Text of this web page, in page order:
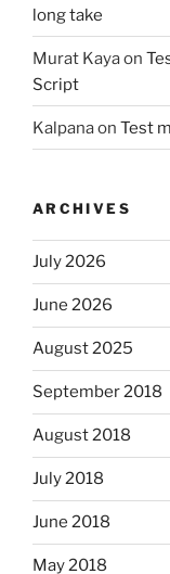
long take
Murat Kayaon
Script
Kalpanaon Test
ARCHIVES
July 2026
June 2026
August 2025
September 2018
August 2018
July 2018
June 2018
May 2018